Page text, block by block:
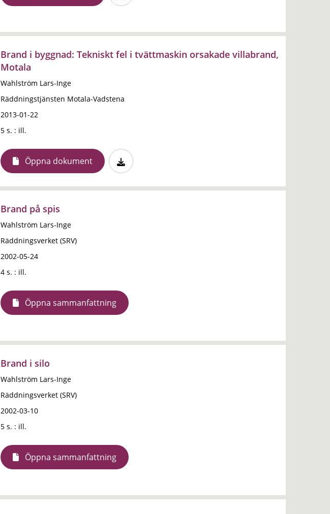
Brand i byggnad: Tekniskt fel i tvättmaskin orsakade villabrand,
Motala
Wahlström Lars-Inge
Räddningstjänsten Motala-Vadstena
2013-01-22
5 s. : ill.
Öppna dokument
Brand på spis
Wahlström Lars-Inge
Räddningsverket (SRV)
2002-05-24
4 s. : ill.
Öppna sammanfattning
Brand i silo
Wahlström Lars-Inge
Räddningsverket (SRV)
2002-03-10
5 s. : ill.
Öppna sammanfattning